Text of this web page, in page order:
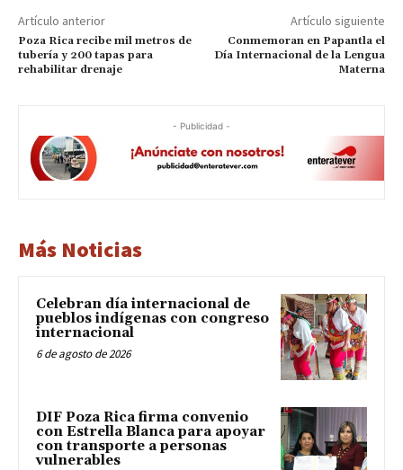
Artículo anterior
Poza Rica recibe mil metros de
tubería y 200 tapas para
rehabilitar drenaje
Artículo siguiente
Conmemoran en Papantla el
Día Internacional de la Lengua
Materna
- Publicidad -
Más Noticias
Celebran día internacional de
pueblos indígenas con congreso
internacional
6 de agosto de 2026
DIF Poza Rica firma convenio
con Estrella Blanca para apoyar
con transporte a personas
vulnerables